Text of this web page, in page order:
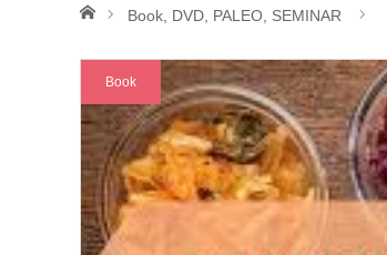
ホームBook DVD PALEO SEMINAR
Book